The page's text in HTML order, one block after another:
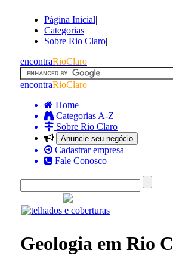
Página Inicial|
Categorias|
Sobre Rio Claro|
encontraRioClaro
encontraRioClaro
Home
Categorias A-Z
Sobre Rio Claro
Anuncie seu negócio
Cadastrar empresa
Fale Conosco
Geologia em Rio